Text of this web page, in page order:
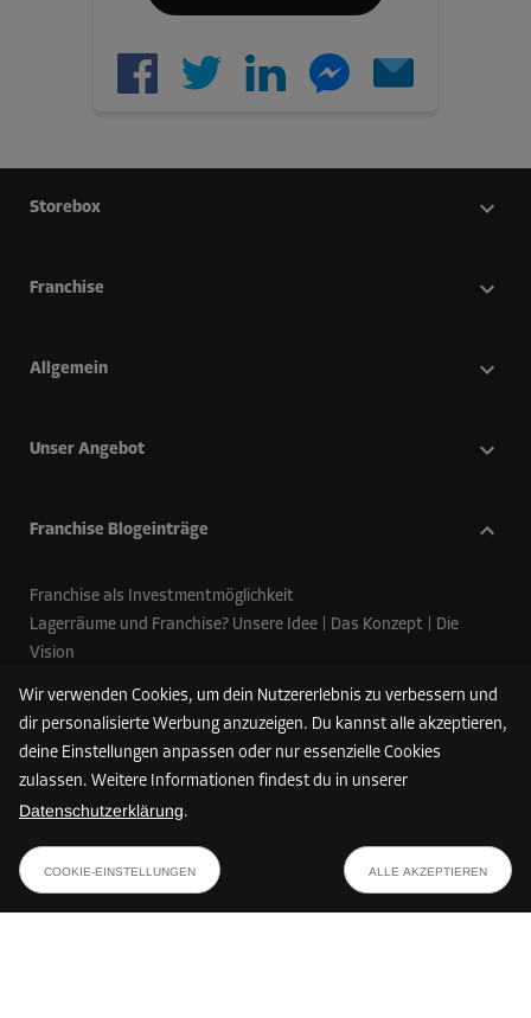
Wir verwenden Cookies, um dein Nutzererlebnis zu verbessern und
dir personalisierte Werbung anzuzeigen. Du kannst alle akzeptieren,
deine Einstellungen anpassen oder nur essenzielle Cookies
zulassen. Weitere Informationen findest du in unserer
Datenschutzerklärung.
COOKIE-EINSTELLUNGEN ALLE AKZEPTIEREN
Storebox
Franchise
Allgemein
Unser Angebot
Franchise Blogeinträge
Franchise als Investmentmöglichkeit
Lagerräume und Franchise? Unsere Idee | Das Konzept | Die
Vision
Die häufigsten Fragen von Franchise-Interessenten
Warum wir ein Franchise-System aufgebaut haben